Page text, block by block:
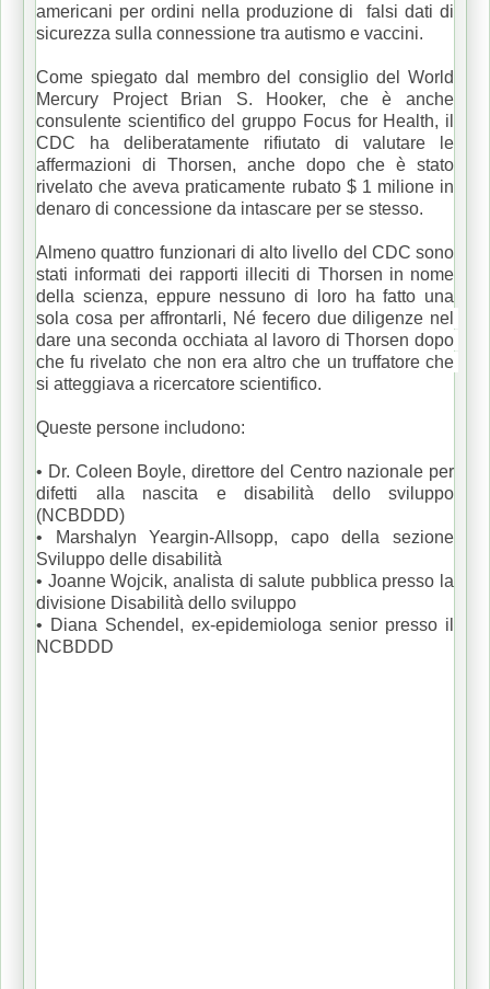
americani per ordini nella produzione di falsi dati di
sicurezza sulla connessione tra autismo e vaccini.
Come spiegato dal membro del consiglio del World
Mercury Project Brian S. Hooker, che è anche
consulente scientifico del gruppo Focus for Health, il
CDC ha deliberatamente rifiutato di valutare le
affermazioni di Thorsen, anche dopo che è stato
rivelato che aveva praticamente rubato $ 1 milione in
denaro di concessione da intascare per se stesso.
Almeno quattro funzionari di alto livello del CDC sono
stati informati dei rapporti illeciti di Thorsen in nome
della scienza, eppure nessuno di loro ha fatto una
sola cosa per affrontarli, Né fecero due diligenze nel
dare una seconda occhiata al lavoro di Thorsen dopo
che fu rivelato che non era altro che un truffatore che
si atteggiava a ricercatore scientifico.
Queste persone includono:
• Dr. Coleen Boyle, direttore del Centro nazionale per
difetti alla nascita e disabilità dello sviluppo
(NCBDDD)
• Marshalyn Yeargin-Allsopp, capo della sezione
Sviluppo delle disabilità
• Joanne Wojcik, analista di salute pubblica presso la
divisione Disabilità dello sviluppo
• Diana Schendel, ex-epidemiologa senior presso il
NCBDDD